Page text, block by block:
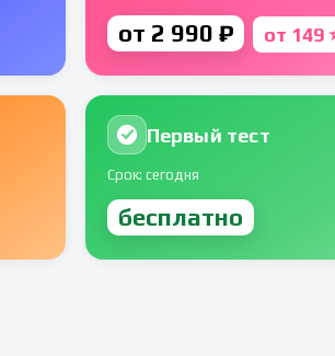
от 2 990 ₽ от 149
Первый тест
Срок: сегодня
бесплатно